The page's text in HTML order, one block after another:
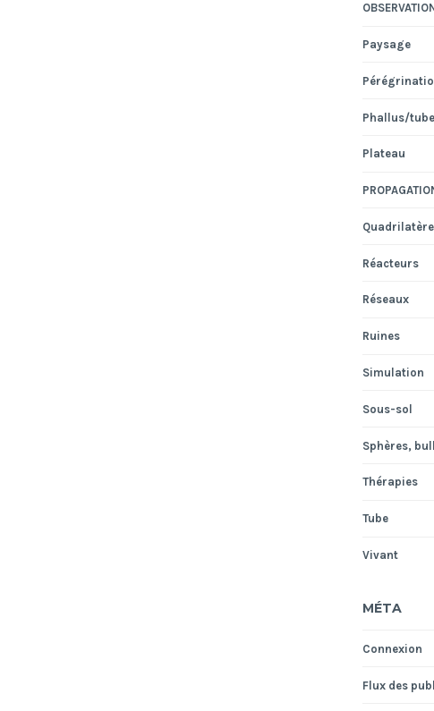
Paysage
Phallus/
Plateau
Réacteurs
Réseaux
Ruines
Simulation
Sous-sol
Sphères,
Thérapies
Tube
Vivant
MÉTA
Connexion
Flux des